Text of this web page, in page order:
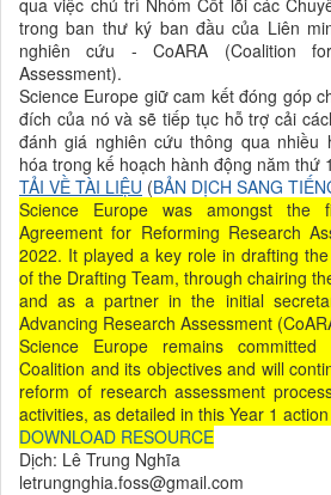
trong ban thư ký ban đầu của Liên
nghiên cứu - CoARA (Coalition
Assessment).
Science Europe giữ cam kết đóng góp
đích của nó và sẽ tiếp tục hỗ trợ cải
đánh giá nghiên cứu thông qua nhiều
hóa trong kế hoạch hành động năm thứ
TẢI VỀ TÀI LIỆU (BẢN DỊCH SANG
Science Europe was amongst the
Agreement for Reforming Research
2022. It played a key role in drafting
of the Drafting Team, through chairing
and as a partner in the initial
Advancing Research Assessment
Science Europe remains
Coalition and its objectives and will
reform of research assessment
activities, as detailed in this Year 1
DOWNLOAD RESOURCE
Dịch: Lê Trung Nghĩa
letrungnghia.foss@gmail.com